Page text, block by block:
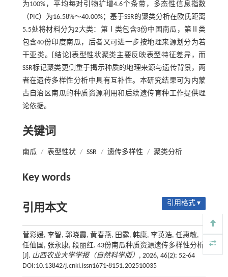
为100%，平均每对引物扩增4.6个条带，多态性信息指数
（PIC）为16.58%～40.00%；基于SSR的聚类分析在欧氏距离
5.5处将材料分为2大类：第Ⅰ类包含3份中国南瓜，第Ⅱ类
包含40份印度南瓜，后者又可进一步按地理来源划分为若
干亚类。[结论]表型性状聚类主要反映表型特征差异，而
SSR标记聚类更侧重于揭示种质的地理来源与遗传背景，两
者在遗传多样性分析中具有互补性。本研究结果可为内蒙
古自治区南瓜的种质资源利用和后续遗传育种工作提供理
论依据。
关键词
南瓜 / 表型性状 / SSR / 遗传多样性 / 聚类分析
Key words
引用本文 引用格式 ▾
菅彩媛, 李智, 郭晓霞, 黄春燕, 田露, 韩康, 李英浩, 任惠敏,
任仙国, 张永康, 段丽红. 43份南瓜种质资源遗传多样性分析
[J]. 山西农业大学学报（自然科学版） , 2026, 46(2): 52-64
DOI:10.13842/j.cnki.issn1671-8151.202510035